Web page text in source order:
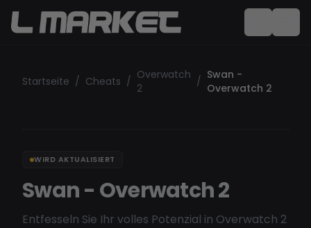
Startseite / Cheats / Overwatch
2
/ Swan -
Overwatch 2
WIRD AKTUALISIERT
Swan - Overwatch 2
Entfesseln Sie Ihr volles Potenzial in Overwatch 2